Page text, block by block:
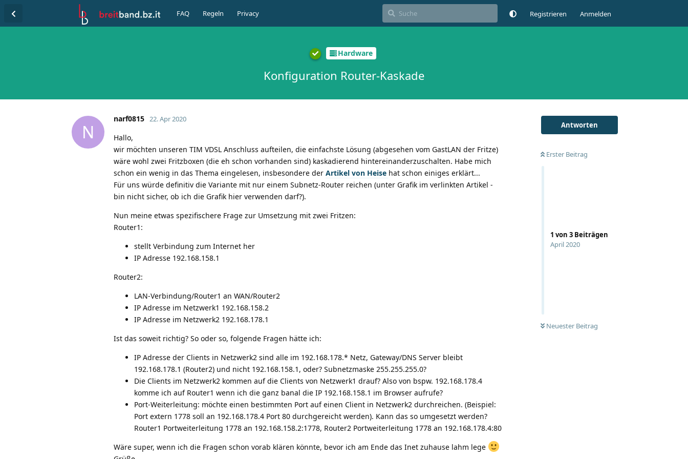
FAQ Regeln Privacy Registrieren Anmelden
Hardware
Konfiguration Router-Kaskade
Antworten
Erster Beitrag
1 von 3 Beiträgen
April 2020
Neuester Beitrag
N
narf0815 22. Apr 2020
Hallo,
wir möchten unseren TIM VDSL Anschluss aufteilen, die einfachste Lösung (abgesehen vom GastLAN der Fritze)
wäre wohl zwei Fritzboxen (die eh schon vorhanden sind) kaskadierend hintereinanderzuschalten. Habe mich
schon ein wenig in das Thema eingelesen, insbesondere der Artikel von Heise hat schon einiges erklärt...
Für uns würde definitiv die Variante mit nur einem Subnetz-Router reichen (unter Grafik im verlinkten Artikel -
bin nicht sicher, ob ich die Grafik hier verwenden darf?).
Nun meine etwas spezifischere Frage zur Umsetzung mit zwei Fritzen:
Router1:
stellt Verbindung zum Internet her
IP Adresse 192.168.158.1
Router2:
LAN-Verbindung/Router1 an WAN/Router2
IP Adresse im Netzwerk1 192.168.158.2
IP Adresse im Netzwerk2 192.168.178.1
Ist das soweit richtig? So oder so, folgende Fragen hätte ich:
IP Adresse der Clients in Netzwerk2 sind alle im 192.168.178.* Netz, Gateway/DNS Server bleibt
192.168.178.1 (Router2) und nicht 192.168.158.1, oder? Subnetzmaske 255.255.255.0?
Die Clients im Netzwerk2 kommen auf die Clients von Netzwerk1 drauf? Also von bspw. 192.168.178.4
komme ich auf Router1 wenn ich die ganz banal die IP 192.168.158.1 im Browser aufrufe?
Port-Weiterleitung: möchte einen bestimmten Port auf einen Client in Netzwerk2 durchreichen. (Beispiel:
Port extern 1778 soll an 192.168.178.4 Port 80 durchgereicht werden). Kann das so umgesetzt werden?
Router1 Portweiterleitung 1778 an 192.168.158.2:1778, Router2 Portweiterleitung 1778 an 192.168.178.4:80
Wäre super, wenn ich die Fragen schon vorab klären könnte, bevor ich am Ende das Inet zuhause lahm lege